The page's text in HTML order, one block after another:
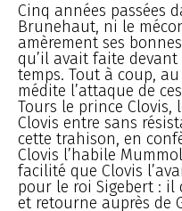
Cinq années passées
Brunehaut, ni le
amèrement ses
qu’il avait faite devant
temps. Tout à coup,
médite l’attaque de
Tours le prince Clovis,
Clovis entre sans
cette trahison, en
Clovis l’habile
facilité que Clovis
pour le roi Sigebert :
et retourne auprès de